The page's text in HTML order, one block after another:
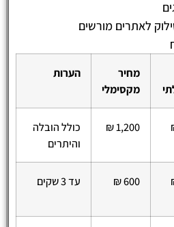
לאתרים מורשים
מחיר
מקסימלי
הערות
1,200 ₪
כולל הובלה
והיתרים
600 ₪ עד 3 שקים